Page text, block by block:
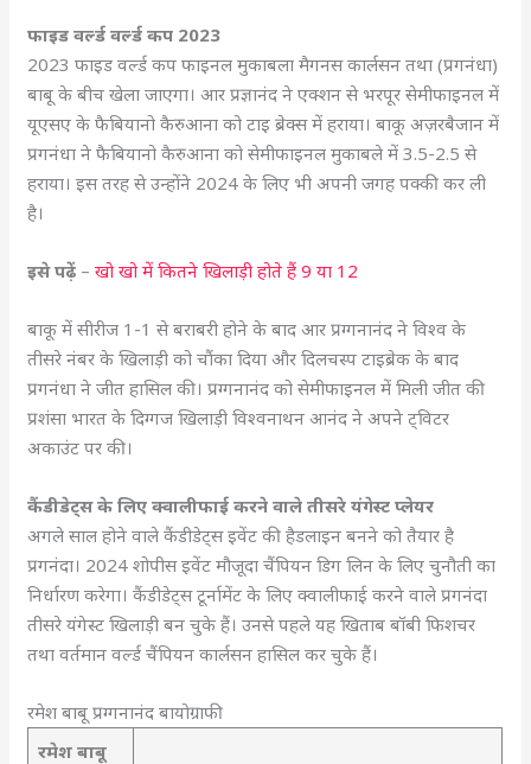
फाइड वर्ल्ड वर्ल्ड कप 2023
2023 फाइड वर्ल्ड कप फाइनल मुकाबला मैगनस कार्लसन तथा (प्रगनंधा)
बाबू के बीच खेला जाएगा। आर प्रज्ञानंद ने एक्शन से भरपूर सेमीफाइनल में
यूएसए के फैबियानो कैरुआना को टाइ ब्रेक्स में हराया। बाकू अज़रबैजान में
प्रगनंधा ने फैबियानो कैरुआना को सेमीफाइनल मुकाबले में 3.5-2.5 से
हराया। इस तरह से उन्होंने 2024 के लिए भी अपनी जगह पक्की कर ली
है।
इसे पढ़ें –खो खो में कितने खिलाड़ी होते हैं 9 या 12
बाकू में सीरीज 1-1 से बराबरी होने के बाद आर प्रग्गनानंद ने विश्व के
तीसरे नंबर के खिलाड़ी को चौंका दिया और दिलचस्प टाइब्रेक के बाद
प्रगनंधा ने जीत हासिल की। प्रग्गनानंद को सेमीफाइनल में मिली जीत की
प्रशंसा भारत के दिग्गज खिलाड़ी विश्वनाथन आनंद ने अपने ट्विटर
अकाउंट पर की।
कैंडीडेट्स के लिए क्वालीफाई करने वाले तीसरे यंगेस्ट प्लेयर
अगले साल होने वाले कैंडीडेट्स इवेंट की हैडलाइन बनने को तैयार है
प्रगनंदा। 2024 शोपीस इवेंट मौजूदा चैंपियन डिग लिन के लिए चुनौती का
निर्धारण करेगा। कैंडीडेट्स टूर्नामेंट के लिए क्वालीफाई करने वाले प्रगनंदा
तीसरे यंगेस्ट खिलाड़ी बन चुके हैं। उनसे पहले यह खिताब बॉबी फिशचर
तथा वर्तमान वर्ल्ड चैंपियन कार्लसन हासिल कर चुके हैं।
रमेश बाबू प्रग्गनानंद बायोग्राफी
रमेश बाबू